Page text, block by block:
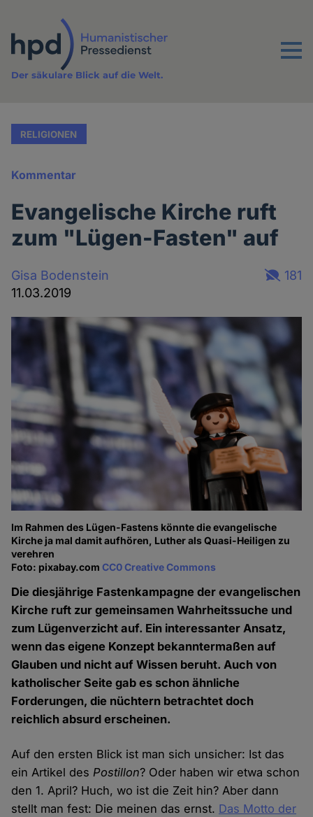
Inhalt
Menu
Der säkulare Blick auf die Welt.
RELIGIONEN
Kommentar
Evangelische Kirche ruft
zum "Lügen-Fasten" auf
Gisa Bodenstein
11.03.2019
181
Im Rahmen des Lügen-Fastens könnte die evangelische
Kirche ja mal damit aufhören, Luther als Quasi-Heiligen zu
verehren
Foto: pixabay.comCC0 Creative Commons
Die diesjährige Fastenkampagne der evangelischen
Kirche ruft zur gemeinsamen Wahrheitssuche und
zum Lügenverzicht auf. Ein interessanter Ansatz,
wenn das eigene Konzept bekanntermaßen auf
Glauben und nicht auf Wissen beruht. Auch von
katholischer Seite gab es schon ähnliche
Forderungen, die nüchtern betrachtet doch
reichlich absurd erscheinen.
Auf den ersten Blick ist man sich unsicher: Ist das
ein Artikel desPostillon? Oder haben wir etwa schon
den 1. April? Huch, wo ist die Zeit hin? Aber dann
stellt man fest: Die meinen das ernst. Das Motto der